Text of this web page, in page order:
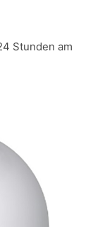
Stunden am